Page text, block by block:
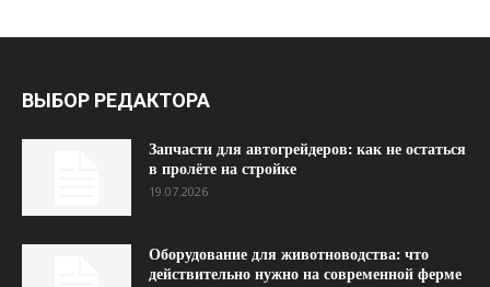
ВЫБОР РЕДАКТОРА
Запчасти для автогрейдеров: как не остаться
в пролёте на стройке
19.07.2026
Оборудование для животноводства: что
действительно нужно на современной ферме